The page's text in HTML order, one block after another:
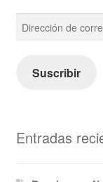
Dirección
de
electrónico
Suscribir
Entradas